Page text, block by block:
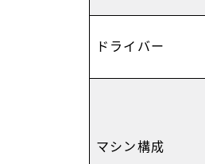
ドライバー
マシン構成